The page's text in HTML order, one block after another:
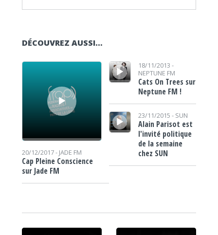
DÉCOUVREZ AUSSI…
Lecteur audio
20/12/2017 - JADE FM
Cap Pleine Conscience
sur Jade FM
Lecteur audio18/11/2013 -
NEPTUNE FM
Cats On Trees sur
Neptune FM !
Lecteur audio
23/11/2015 - SUN
Alain Parisot est
l'invité politique
de la semaine
chez SUN